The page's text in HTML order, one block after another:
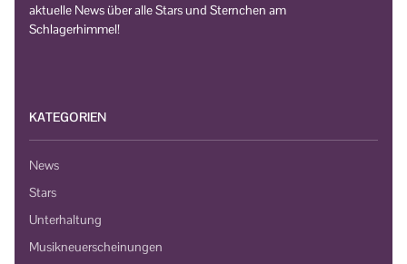
aktuelle News über alle Stars und Sternchen am
Schlagerhimmel!
KATEGORIEN
News
Stars
Unterhaltung
Musikneuerscheinungen